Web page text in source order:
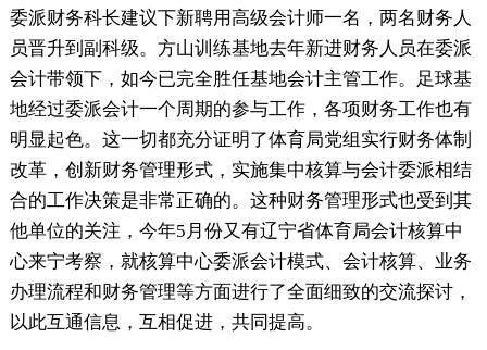
委派财务科长建议下新聘用高级会计师一名，两名财务人
员晋升到副科级。方山训练基地去年新进财务人员在委派
会计带领下，如今已完全胜任基地会计主管工作。足球基
地经过委派会计一个周期的参与工作，各项财务工作也有
明显起色。这一切都充分证明了体育局党组实行财务体制
改革，创新财务管理形式，实施集中核算与会计委派相结
合的工作决策是非常正确的。这种财务管理形式也受到其
他单位的关注，今年5月份又有辽宁省体育局会计核算中
心来宁考察，就核算中心委派会计模式、会计核算、业务
办理流程和财务管理等方面进行了全面细致的交流探讨，
以此互通信息，互相促进，共同提高。